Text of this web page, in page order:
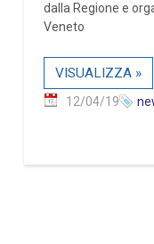
dalla Regione e
Veneto
VISUALIZZA »
12/04/19